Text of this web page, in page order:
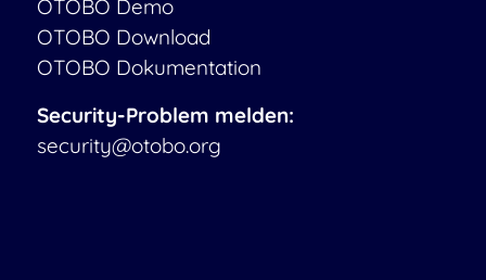
OTOBO Demo
OTOBO Download
OTOBO Dokumentation
Security-Problem melden:
security@otobo.org